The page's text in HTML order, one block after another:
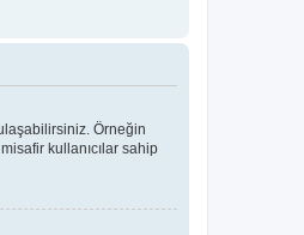
Örneğin
kullanıcılar sahip